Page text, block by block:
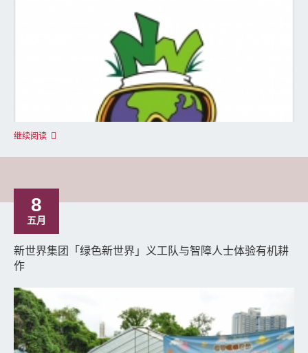
继续阅读
8
五月
新世界集团「绿色新世界」义工队与智障人士体验有机耕
作